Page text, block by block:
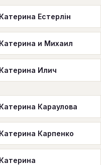
Катерина Естерлін
Катерина и Михаил
Катерина Илич
Катерина Караулова
Катерина Карпенко
Катерина